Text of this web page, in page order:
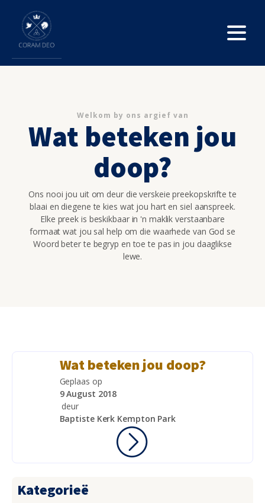
Welkom by ons argief van
Wat beteken jou
doop?
Ons nooi jou uit om deur die verskeie preekopskrifte te
blaai en diegene te kies wat jou hart en siel aanspreek.
Elke preek is beskikbaar in 'n maklik verstaanbare
formaat wat jou sal help om die waarhede van God se
Woord beter te begryp en toe te pas in jou daaglikse
lewe.
Wat beteken jou doop?
Geplaas op
9 August 2018
deur
Baptiste Kerk Kempton Park
Kategorieë